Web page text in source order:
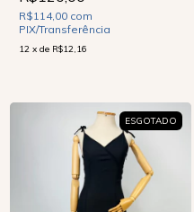
R$114,00 com
PIX/Transferência
12 x de R$12,16
ESGOTADO